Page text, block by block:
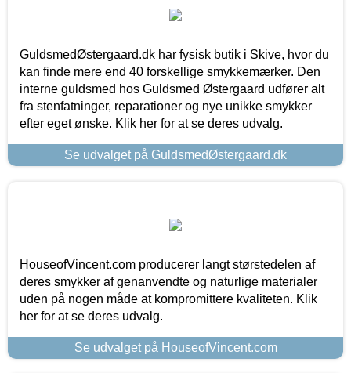
GuldsmedØstergaard.dk har fysisk butik i Skive, hvor du
kan finde mere end 40 forskellige smykkemærker. Den
interne guldsmed hos Guldsmed Østergaard udfører alt
fra stenfatninger, reparationer og nye unikke smykker
efter eget ønske. Klik her for at se deres udvalg.
Se udvalget på GuldsmedØstergaard.dk
HouseofVincent.com producerer langt størstedelen af
deres smykker af genanvendte og naturlige materialer
uden på nogen måde at kompromittere kvaliteten. Klik
her for at se deres udvalg.
Se udvalget på HouseofVincent.com